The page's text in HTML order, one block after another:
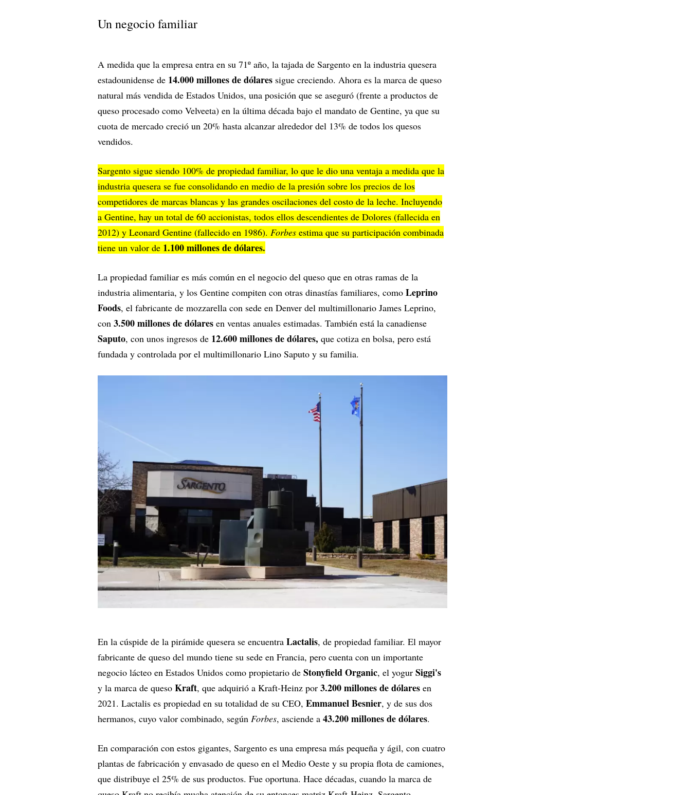
Un negocio familiar
A medida que la empresa entra en su 71º año, la tajada de Sargento en la industria quesera
estadounidense de 14.000 millones de dólares sigue creciendo. Ahora es la marca de queso
natural más vendida de Estados Unidos, una posición que se aseguró (frente a productos de
queso procesado como Velveeta) en la última década bajo el mandato de Gentine, ya que su
cuota de mercado creció un 20% hasta alcanzar alrededor del 13% de todos los quesos
vendidos.
Sargento sigue siendo 100% de propiedad familiar, lo que le dio una ventaja a medida que la
industria quesera se fue consolidando en medio de la presión sobre los precios de los
competidores de marcas blancas y las grandes oscilaciones del costo de la leche. Incluyendo
a Gentine, hay un total de 60 accionistas, todos ellos descendientes de Dolores (fallecida en
2012) y Leonard Gentine (fallecido en 1986). Forbes estima que su participación combinada
tiene un valor de 1.100 millones de dólares.
La propiedad familiar es más común en el negocio del queso que en otras ramas de la
industria alimentaria, y los Gentine compiten con otras dinastías familiares, como Leprino
Foods, el fabricante de mozzarella con sede en Denver del multimillonario James Leprino,
con 3.500 millones de dólares en ventas anuales estimadas. También está la canadiense
Saputo, con unos ingresos de 12.600 millones de dólares, que cotiza en bolsa, pero está
fundada y controlada por el multimillonario Lino Saputo y su familia.
En la cúspide de la pirámide quesera se encuentra Lactalis, de propiedad familiar. El mayor
fabricante de queso del mundo tiene su sede en Francia, pero cuenta con un importante
negocio lácteo en Estados Unidos como propietario de Stonyfield Organic, el yogur Siggi's
y la marca de queso Kraft, que adquirió a Kraft-Heinz por 3.200 millones de dólares en
2021. Lactalis es propiedad en su totalidad de su CEO, Emmanuel Besnier, y de sus dos
hermanos, cuyo valor combinado, según Forbes, asciende a 43.200 millones de dólares.
En comparación con estos gigantes, Sargento es una empresa más pequeña y ágil, con cuatro
plantas de fabricación y envasado de queso en el Medio Oeste y su propia flota de camiones,
que distribuye el 25% de sus productos. Fue oportuna. Hace décadas, cuando la marca de